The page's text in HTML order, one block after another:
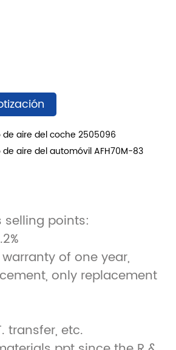
de aire del coche 2505096
de aire del automóvil AFH70M-83
points:
of one year,
only replacement
transfer, etc.